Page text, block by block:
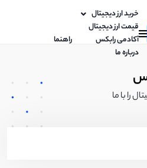
خرید ارز دیجیتال
قیمت ارز دیجیتال
آکادمی رابکس
راهنما
درباره ما
را با ما